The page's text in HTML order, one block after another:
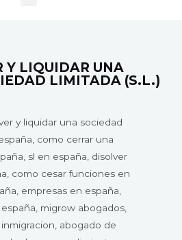
Y LIQUIDAR UNA
LIMITADA (S.L.)